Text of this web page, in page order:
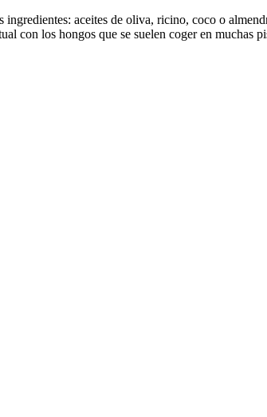
aceites de oliva, ricino, coco o
con los hongos que se suelen coger en muchas